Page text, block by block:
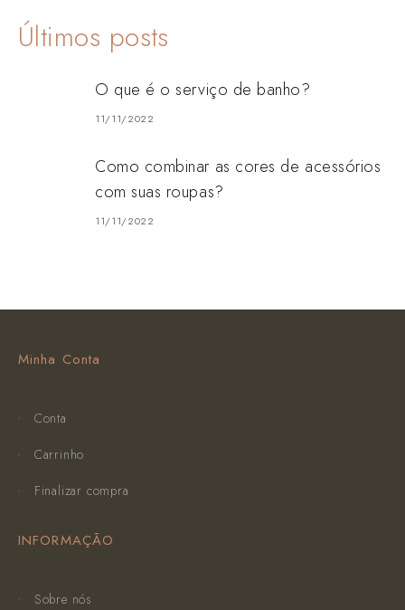
Últimos posts
O que é o serviço de banho?
11/11/2022
Como combinar as cores de acessórios
com suas roupas?
11/11/2022
Minha Conta
Conta
Carrinho
Finalizar compra
INFORMAÇÃO
Sobre nós